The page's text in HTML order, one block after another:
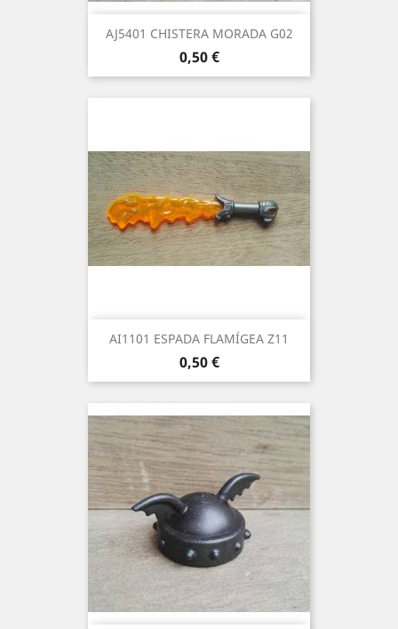
AJ5401 CHISTERA MORADA G02
Precio
0,50 €
AI1101 ESPADA FLAMÍGEA Z11
Precio
0,50 €